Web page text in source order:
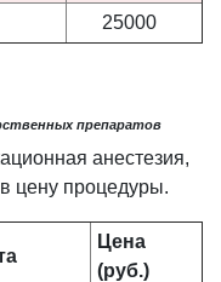
25000
препаратов
анестезия,
цену процедуры.
Цена
(руб.)